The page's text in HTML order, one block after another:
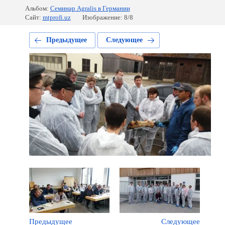
Альбом: Семинар Agralis в Германии
Сайт: mtprofi.uz Изображение: 8/8
Предыдущее Следующее
Предыдущее Следующее